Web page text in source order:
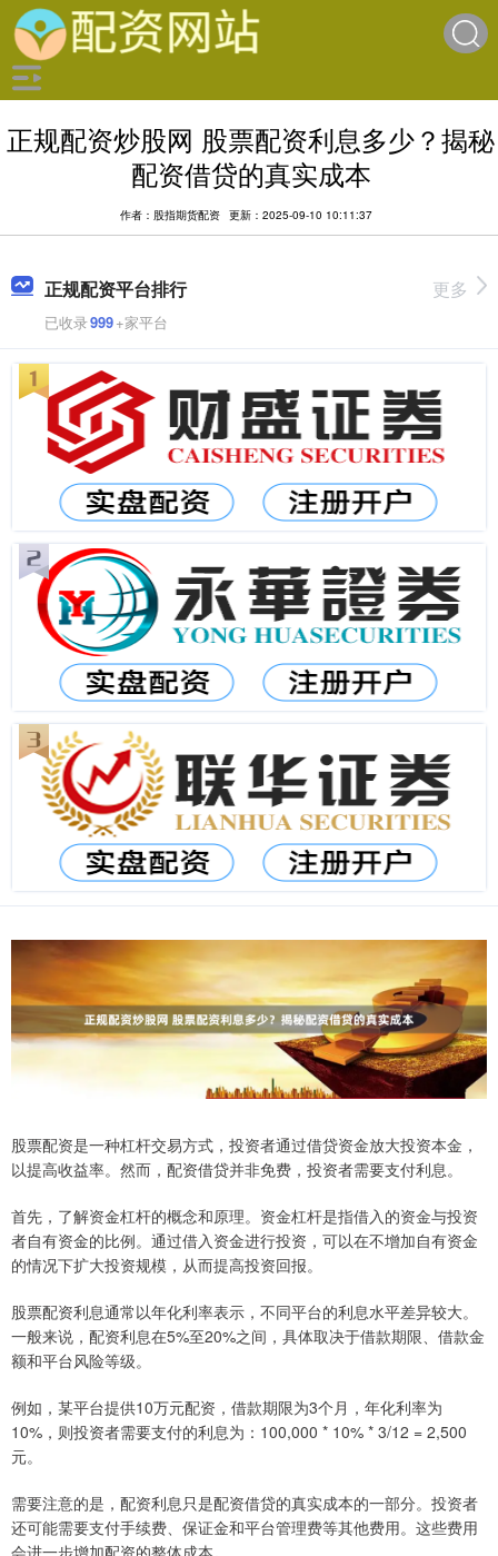
正规配资炒股网 股票配资利息多少？揭秘
配资借贷的真实成本
作者：股指期货配资 更新：2025-09-10 10:11:37
正规配资平台排行
已收录999+家平台
更多
股票配资是一种杠杆交易方式，投资者通过借贷资金放大投资本金，
以提高收益率。然而，配资借贷并非免费，投资者需要支付利息。
首先，了解资金杠杆的概念和原理。资金杠杆是指借入的资金与投资
者自有资金的比例。通过借入资金进行投资，可以在不增加自有资金
的情况下扩大投资规模，从而提高投资回报。
股票配资利息通常以年化利率表示，不同平台的利息水平差异较大。
一般来说，配资利息在5%至20%之间，具体取决于借款期限、借款金
额和平台风险等级。
例如，某平台提供10万元配资，借款期限为3个月，年化利率为
10%，则投资者需要支付的利息为：100,000 * 10% * 3/12 = 2,500
元。
需要注意的是，配资利息只是配资借贷的真实成本的一部分。投资者
还可能需要支付手续费、保证金和平台管理费等其他费用。这些费用